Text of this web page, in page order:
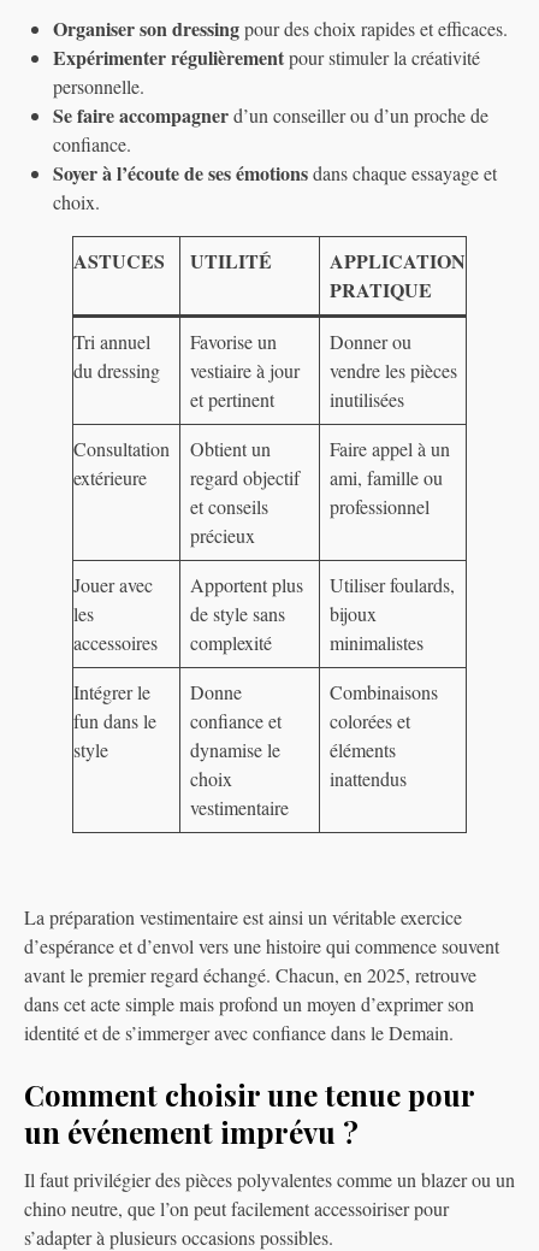
Organiser son dressingpour des choix rapides et efficaces.
Expérimenter régulièrementpour stimuler la créativité
personnelle.
Se faire accompagnerd’un conseiller ou d’un proche de
confiance.
Soyer à l’écoute de ses émotionsdans chaque essayage et
choix.
ASTUCES UTILITÉ
APPLICATION
PRATIQUE
Tri annuel
du dressing
Favorise un
vestiaire à jour
et pertinent
Donner ou
vendre les pièces
inutilisées
Consultation
extérieure
Obtient un
regard objectif
et conseils
précieux
Faire appel à un
ami, famille ou
professionnel
Jouer avec
les
accessoires
Apportent plus
de style sans
complexité
Utiliser foulards,
bijoux
minimalistes
Intégrer le
fun dans le
style
Donne
confiance et
dynamise le
choix
vestimentaire
Combinaisons
colorées et
éléments
inattendus
La préparation vestimentaire est ainsi un véritable exercice
d’espérance et d’envol vers une histoire qui commence souvent
avant le premier regard échangé. Chacun, en 2025, retrouve
dans cet acte simple mais profond un moyen d’exprimer son
identité et de s’immerger avec confiance dans le Demain.
Comment choisir une tenue pour
un événement imprévu ?
Il faut privilégier des pièces polyvalentes comme un blazer ou un
chino neutre, que l’on peut facilement accessoiriser pour
s’adapter à plusieurs occasions possibles.